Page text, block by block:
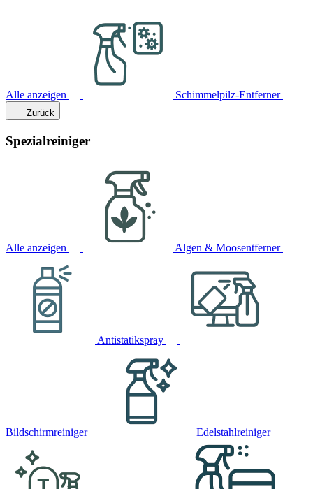
Alle anzeigen Schimmelpilz-Entferner
Zurück
Spezialreiniger
Alle anzeigen Algen & Moosentferner
Antistatikspray
Bildschirmreiniger Edelstahlreiniger